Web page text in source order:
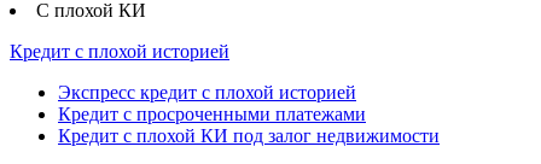
С плохой КИ
Кредит с плохой историей
Экспресс кредит с плохой историей
Кредит с просроченными платежами
Кредит с плохой КИ под залог недвижимости